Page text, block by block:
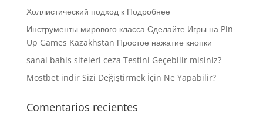
Холлистический подход к Подробнее
Инструменты мирового класса Сделайте Игры на Pin-
Up Games Kazakhstan Простое нажатие кнопки
sanal bahis siteleri ceza Testini Geçebilir misiniz?
Mostbet indir Sizi Değiştirmek İçin Ne Yapabilir?
Comentarios recientes